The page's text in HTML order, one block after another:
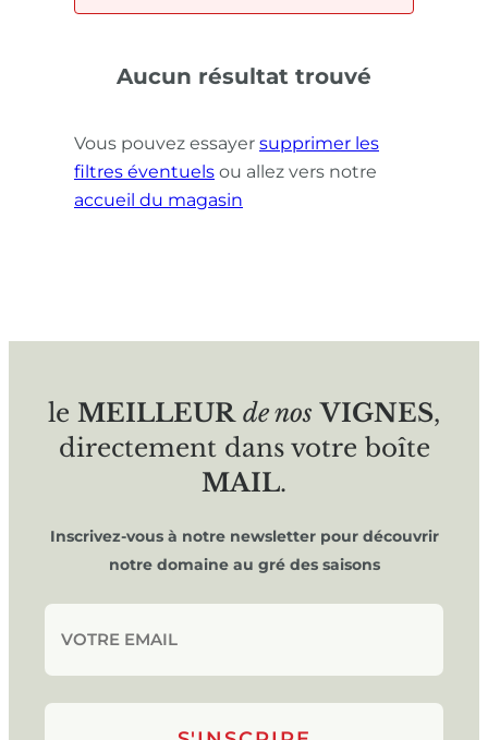
Aucun résultat trouvé
Vous pouvez essayer supprimer les
filtres éventuels ou allez vers notre
accueil du magasin
le MEILLEUR de nos VIGNES,
directement dans votre boîte
MAIL.
Inscrivez-vous à notre newsletter pour découvrir
notre domaine au gré des saisons